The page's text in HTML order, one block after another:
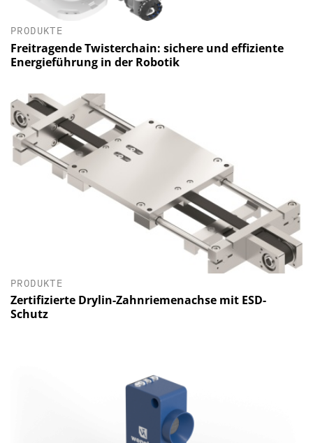
PRODUKTE
Freitragende Twisterchain: sichere und effiziente
Energieführung in der Robotik
PRODUKTE
Zertifizierte Drylin-Zahnriemenachse mit ESD-
Schutz